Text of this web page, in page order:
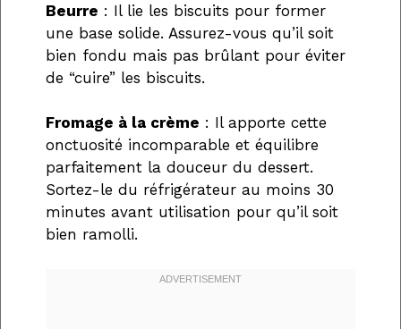
Beurre : Il lie les biscuits pour former
une base solide. Assurez-vous qu’il soit
bien fondu mais pas brûlant pour éviter
de “cuire” les biscuits.
Fromage à la crème : Il apporte cette
onctuosité incomparable et équilibre
parfaitement la douceur du dessert.
Sortez-le du réfrigérateur au moins 30
minutes avant utilisation pour qu’il soit
bien ramolli.